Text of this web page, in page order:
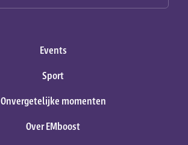
Events
Sport
Onvergetelijke momenten
Over EMboost